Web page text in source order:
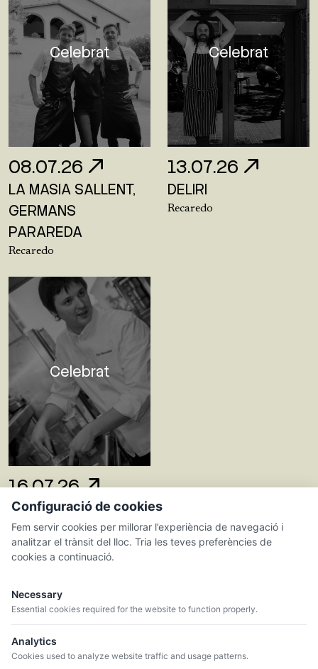
Celebrat
08.07.26
LA MASIA SALLENT,
GERMANS
PARAREDA
Recaredo
Celebrat
13.07.26
DELIRI
Recaredo
Celebrat
16.07.26
CAL PERE DEL
MASET
Recaredo
Configuració de cookies
Fem servir cookies per millorar l’experiència de navegació i
analitzar el trànsit del lloc. Tria les teves preferències de
cookies a continuació.
Necessary
Essential cookies required for the website to function properly.
Analytics
Cookies used to analyze website traffic and usage patterns.